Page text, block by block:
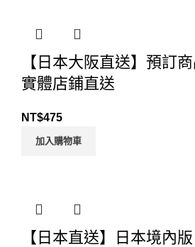
【日本大阪直送】預訂
實體店鋪直送
NT$475
加入購物車
【日本直送】日本境內